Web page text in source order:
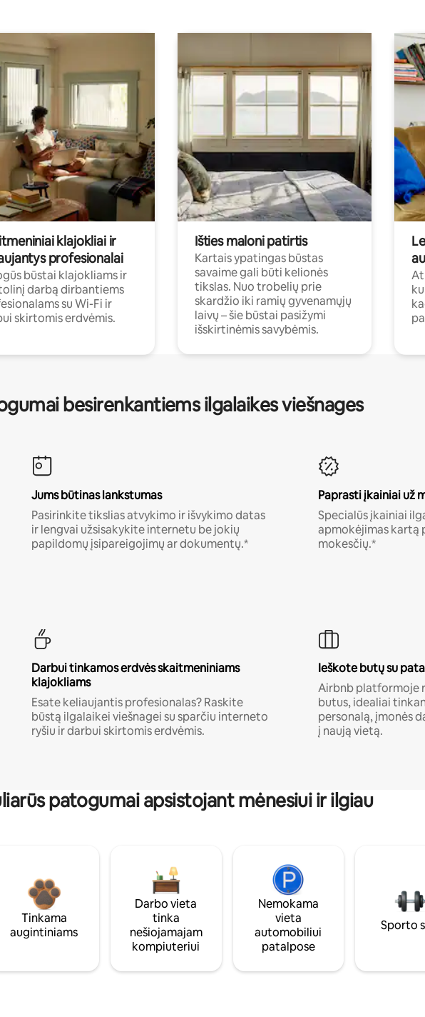
klajokliai ir
profesionalai
būstai klajokliams ir
darbą dirbantiems
su Wi-Fi ir
skirtomis erdvėmis.
Išties maloni patirtis
Kartais ypatingas būstas
savaime gali būti kelionės
tikslas. Nuo trobelių prie
skardžio iki ramių gyvenamųjų
laivų – šie būstai pasižymi
išskirtinėmis savybėmis.
besirenkantiems ilgalaikes viešnages
Jums būtinas lankstumas
Pasirinkite tikslias atvykimo ir išvykimo datas
ir lengvai užsisakykite internetu be jokių
papildomų įsipareigojimų ar dokumentų.*
Paprasti įkainiai už
Specialūs įkainiai
apmokėjimas kartą
mokesčių.*
Darbui tinkamos erdvės skaitmeniniams
klajokliams
Esate keliaujantis profesionalas? Raskite
būstą ilgalaikei viešnagei su sparčiu interneto
ryšiu ir darbui skirtomis erdvėmis.
Ieškote butų su
Airbnb platformoje
butus, idealiai
personalą, įmonės
į naują vietą.
patogumai apsistojant mėnesiui ir ilgiau
Tinkama
augintiniams
Darbo vieta
tinka
nešiojamajam
kompiuteriui
Nemokama
vieta
automobiliui
patalpose
Sporto